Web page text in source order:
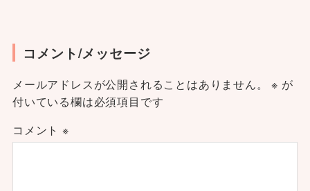
コメント/メッセージ
メールアドレスが公開されることはありません。 ※ が
付いている欄は必須項目です
コメント ※